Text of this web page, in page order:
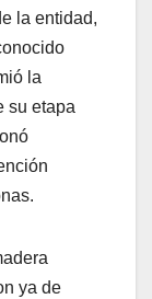
la entidad,
la
su etapa
ya de